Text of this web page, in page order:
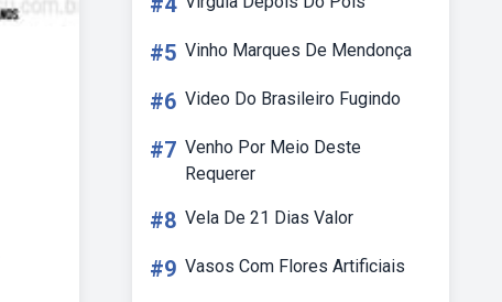
#5 Vinho Marques De Mendonça
#6 Video Do Brasileiro Fugindo
#7 Venho Por Meio Deste
Requerer
#8 Vela De 21 Dias Valor
#9 Vasos Com Flores Artificiais